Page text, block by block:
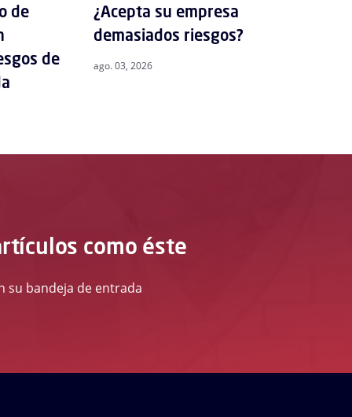
de
de
ago. 03, 2026
¿Acepta su empresa
demasiados riesgos?
como éste
su bandeja de entrada